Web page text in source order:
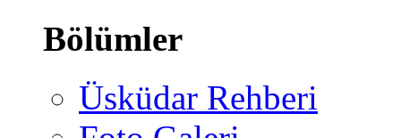
Bölümler
Üsküdar Rehberi